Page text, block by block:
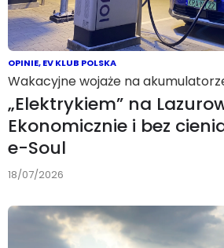
OPINIE,EV KLUB POLSKA
Wakacyjne wojaże na
„Elektrykiem” na
Ekonomicznie i bez
e-Soul
18/07/2026